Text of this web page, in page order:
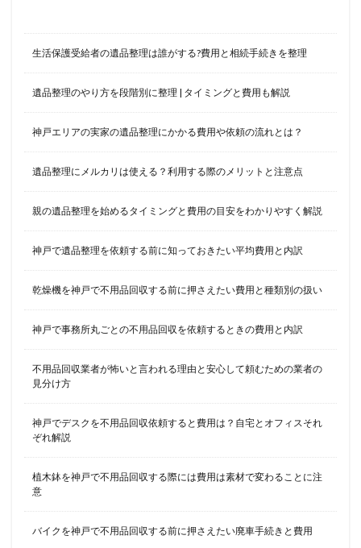
生活保護受給者の遺品整理は誰がする?費用と相続手続きを整理
遺品整理のやり方を段階別に整理 | タイミングと費用も解説
神戸エリアの実家の遺品整理にかかる費用や依頼の流れとは？
遺品整理にメルカリは使える？利用する際のメリットと注意点
親の遺品整理を始めるタイミングと費用の目安をわかりやすく解説
神戸で遺品整理を依頼する前に知っておきたい平均費用と内訳
乾燥機を神戸で不用品回収する前に押さえたい費用と種類別の扱い
神戸で事務所丸ごとの不用品回収を依頼するときの費用と内訳
不用品回収業者が怖いと言われる理由と安心して頼むための業者の
見分け方
神戸でデスクを不用品回収依頼すると費用は？自宅とオフィスそれ
ぞれ解説
植木鉢を神戸で不用品回収する際には費用は素材で変わることに注
意
バイクを神戸で不用品回収する前に押さえたい廃車手続きと費用